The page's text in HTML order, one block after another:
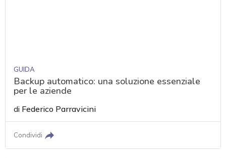
GUIDA
Backup automatico: una soluzione essenziale
per le aziende
di Federico Parravicini
Condividi